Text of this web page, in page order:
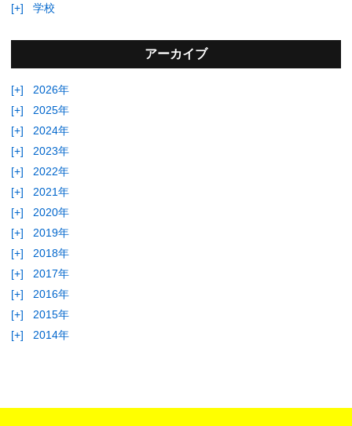
[+]
学校
アーカイブ
[+]
2026年
[+]
2025年
[+]
2024年
[+]
2023年
[+]
2022年
[+]
2021年
[+]
2020年
[+]
2019年
[+]
2018年
[+]
2017年
[+]
2016年
[+]
2015年
[+]
2014年